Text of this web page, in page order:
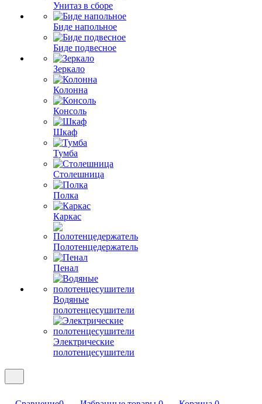
Унитаз в сборе
Биде напольное
Биде подвесное
Зеркало
Колонна
Консоль
Шкаф
Тумба
Столешница
Полка
Каркас
Полотенцедержатель
Пенал
Водяные
полотенцесушители
Электрические
полотенцесушители